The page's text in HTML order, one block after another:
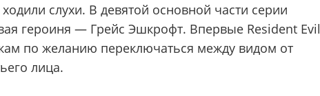
слухи. В девятой основной части серии
героиня — Грейс Эшкрофт. Впервые Resident Evil
по желанию переключаться между видом от
лица.